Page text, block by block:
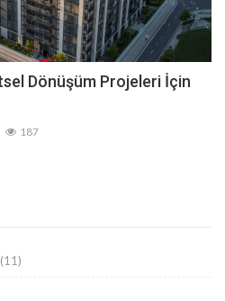
Dönüşüm Projeleri İçin
187
(11)